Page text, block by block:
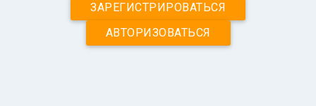
ЗАРЕГИСТРИРОВАТЬСЯ
АВТОРИЗОВАТЬСЯ